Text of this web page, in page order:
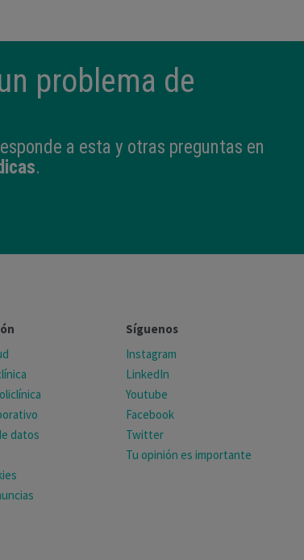
problema de
a esta y otras preguntas en
.
datos
Síguenos
Instagram
LinkedIn
Youtube
Facebook
Twitter
Tu opinión es importante